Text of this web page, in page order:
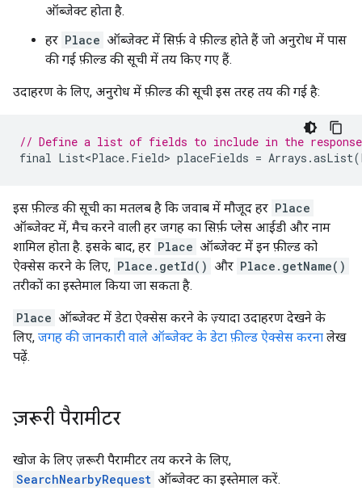
ऑब्जेक्ट होता है.
हर Place ऑब्जेक्ट में सिर्फ़ वे फ़ील्ड होते हैं जो अनुरोध में पास
की गई फ़ील्ड की सूची में तय किए गए हैं.
उदाहरण के लिए, अनुरोध में फ़ील्ड की सूची इस तरह तय की गई है:
// Define a list of fields to include in the response
final List<Place. Field> placeFields = Arrays .asList(
इस फ़ील्ड की सूची का मतलब है कि जवाब में मौजूद हर Place
ऑब्जेक्ट में, मैच करने वाली हर जगह का सिर्फ़ प्लेस आईडी और नाम
शामिल होता है. इसके बाद, हर Place ऑब्जेक्ट में इन फ़ील्ड को
ऐक्सेस करने के लिए, Place.getId() और Place.getName()
तरीकों का इस्तेमाल किया जा सकता है.
Place ऑब्जेक्ट में डेटा ऐक्सेस करने के ज़्यादा उदाहरण देखने के
लिए, जगह की जानकारी वाले ऑब्जेक्ट के डेटा फ़ील्ड ऐक्सेस करना लेख
पढ़ें.
ज़रूरी पैरामीटर
खोज के लिए ज़रूरी पैरामीटर तय करने के लिए,
SearchNearbyRequest ऑब्जेक्ट का इस्तेमाल करें.